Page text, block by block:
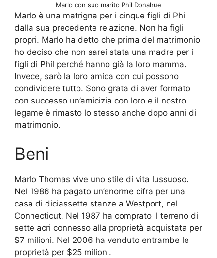
Marlo con suo marito Phil Donahue
Marlo è una matrigna per i cinque figli di Phil
dalla sua precedente relazione. Non ha figli
propri. Marlo ha detto che prima del matrimonio
ho deciso che non sarei stata una madre per i
figli di Phil perché hanno già la loro mamma.
Invece, sarò la loro amica con cui possono
condividere tutto. Sono grata di aver formato
con successo un’amicizia con loro e il nostro
legame è rimasto lo stesso anche dopo anni di
matrimonio.
Beni
Marlo Thomas vive uno stile di vita lussuoso.
Nel 1986 ha pagato un’enorme cifra per una
casa di diciassette stanze a Westport, nel
Connecticut. Nel 1987 ha comprato il terreno di
sette acri connesso alla proprietà acquistata per
$7 milioni. Nel 2006 ha venduto entrambe le
proprietà per $25 milioni.